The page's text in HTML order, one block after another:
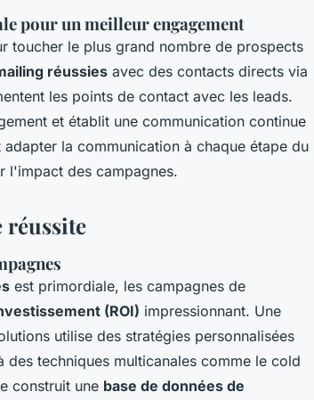
pour un meilleur engagement
toucher le plus grand nombre de prospects
réussies avec des contacts directs via
les points de contact avec les leads.
et établit une communication continue
la communication à chaque étape du
l'impact des campagnes.
réussite
est primordiale, les campagnes de
(ROI) impressionnant. Une
utilise des stratégies personnalisées
techniques multicanales comme le cold
construit une base de données de